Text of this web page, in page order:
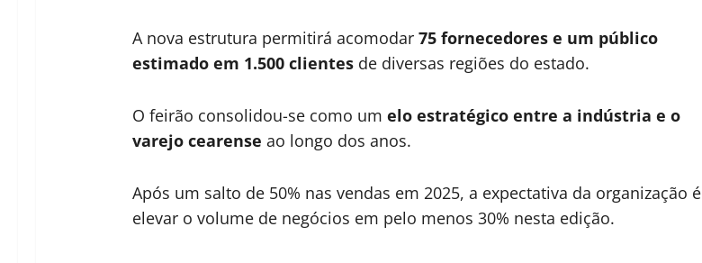
A nova estrutura permitirá acomodar75 fornecedores e um público
estimado em 1.500 clientesde diversas regiões do estado.
O feirão consolidou-se como um elo estratégico entre a indústria e o
varejo cearense ao longo dos anos.
Após um salto de 50% nas vendas em 2025, a expectativa da organização é
elevar o volume de negócios em pelo menos 30% nesta edição.